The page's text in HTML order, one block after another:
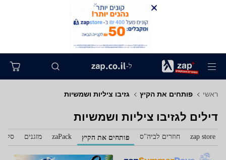
ל-
ראשי פותחים את הקיץ גזיבו ציליות ושמשיות
דילים לגזיבו ציליות ושמשיות
zap store חוזרים לביה"ס פותחים את הקיץ zaPack מזגנים